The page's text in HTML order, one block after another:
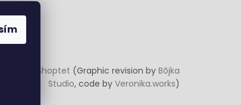
Vytvořil Shoptet (Graphic revision by Bōjka
Studio, code by Veronika.works)